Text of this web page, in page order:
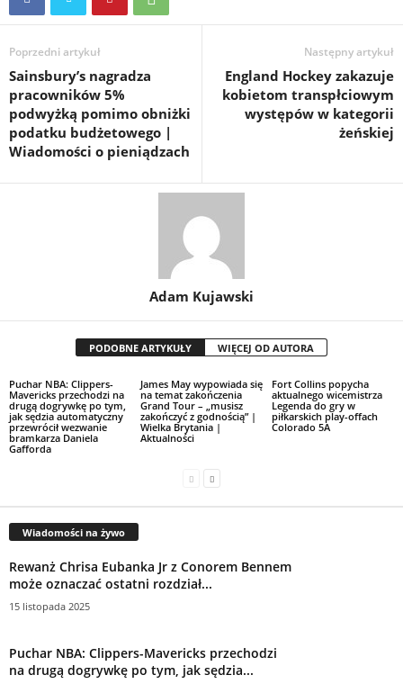
Poprzedni artykuł
Sainsbury’s nagradza
pracowników 5%
podwyżką pomimo obniżki
podatku budżetowego |
Wiadomości o pieniądzach
Następny artykuł
England Hockey zakazuje
kobietom transpłciowym
występów w kategorii
żeńskiej
Adam Kujawski
PODOBNE ARTYKUŁY WIĘCEJ OD AUTORA
Puchar NBA: Clippers-
Mavericks przechodzi na
drugą dogrywkę po tym,
jak sędzia automatyczny
przewrócił wezwanie
bramkarza Daniela
Gafforda
James May wypowiada się
na temat zakończenia
Grand Tour – „musisz
zakończyć z godnością” |
Wielka Brytania |
Aktualności
Fort Collins popycha
aktualnego wicemistrza
Legenda do gry w
piłkarskich play-offach
Colorado 5A
Wiadomości na żywo
Rewanż Chrisa Eubanka Jr z Conorem Bennem
może oznaczać ostatni rozdział...
15 listopada 2025
Puchar NBA: Clippers-Mavericks przechodzi
na drugą dogrywkę po tym, jak sędzia...